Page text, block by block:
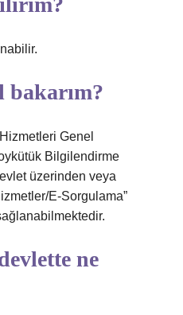
bakarım?
Genel
Bilgilendirme
üzerinden veya
E-Sorgulama”
ne